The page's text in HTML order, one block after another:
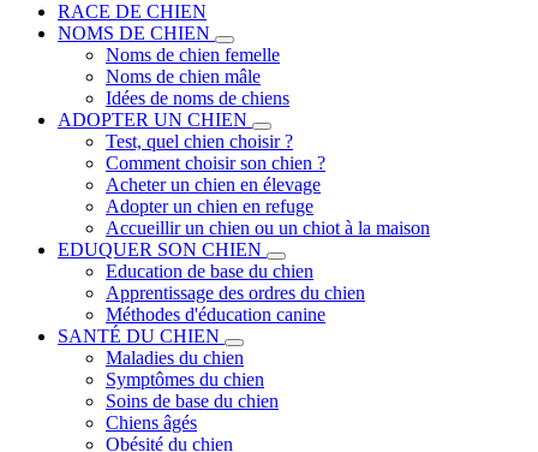
RACE DE CHIEN
NOMS DE CHIEN
Noms de chien femelle
Noms de chien mâle
Idées de noms de chiens
ADOPTER UN CHIEN
Test, quel chien choisir ?
Comment choisir son chien ?
Acheter un chien en élevage
Adopter un chien en refuge
Accueillir un chien ou un chiot à la maison
EDUQUER SON CHIEN
Education de base du chien
Apprentissage des ordres du chien
Méthodes d'éducation canine
SANTÉ DU CHIEN
Maladies du chien
Symptômes du chien
Soins de base du chien
Chiens âgés
Obésité du chien